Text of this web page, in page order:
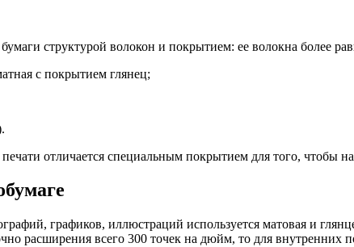
структурой волокон и покрытием: ее волокна более
с покрытием глянец;
отличается специальным покрытием для того, чтобы
графиков, иллюстраций используется матовая и
расширения всего 300 точек на дюйм, то для внутренних